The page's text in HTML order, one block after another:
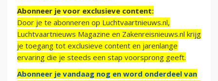
Abonneer je voor exclusieve content:
Door je te abonneren op Luchtvaartnieuws.nl,
Luchtvaartnieuws Magazine en Zakenreisnieuws.nl krijg
je toegang tot exclusieve content en jarenlange
ervaring die je steeds een stap voorsprong geeft.
Abonneer je vandaag nog en word onderdeel van